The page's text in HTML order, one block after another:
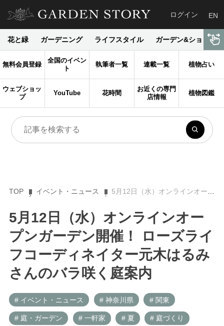
ログイン EN
花と緑 ガーデニング ライフスタイル ガーデン&ショップ
無料会員登録
全国のイベン
ト
執筆者一覧 連載一覧 植物占い
ウェブショッ
プ
YouTube 花時間
お近くの専門
店情報
植物図鑑
TOP イベント・ニュース 5月12日（水）オンラインオープンガーデン開催！ ローズライフコーディネイター元木はるみさんのバラ咲く庭案内
5月12日（水）オンラインオー
プンガーデン開催！ ローズライ
フコーディネイター元木はるみ
さんのバラ咲く庭案内
# イベント・ニュース # 神奈川県 # 関東
# 庭・ガーデン # 一軒家 # 夏 # 庭づくり